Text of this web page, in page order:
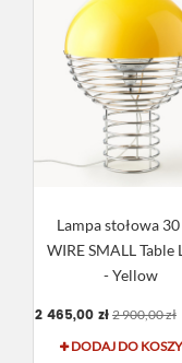
Lampa stołowa
WIRE SMALL Table
- Yellow
2 465,00 zł 2 900,00 zł
DODAJ DO